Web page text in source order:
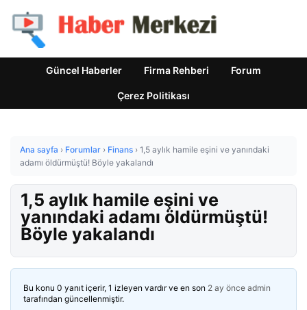
Güncel Haberler Firma Rehberi Forum
Çerez Politikası
Ana sayfa › Forumlar › Finans › 1,5 aylık hamile eşini ve yanındaki
adamı öldürmüştü! Böyle yakalandı
1,5 aylık hamile eşini ve
yanındaki adamı öldürmüştü!
Böyle yakalandı
Bu konu 0 yanıt içerir, 1 izleyen vardır ve en son 2 ay önce admin
tarafından güncellenmiştir.